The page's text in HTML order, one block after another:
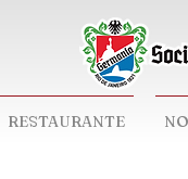
RESTAURANTE